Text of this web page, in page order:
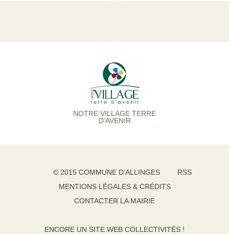
NOTRE VILLAGE TERRE
D’AVENIR
© 2015 COMMUNE D’ALLINGES
RSS
MENTIONS LÉGALES & CRÉDITS
CONTACTER LA MAIRIE
ENCORE UN SITE WEB COLLECTIVITÉS !